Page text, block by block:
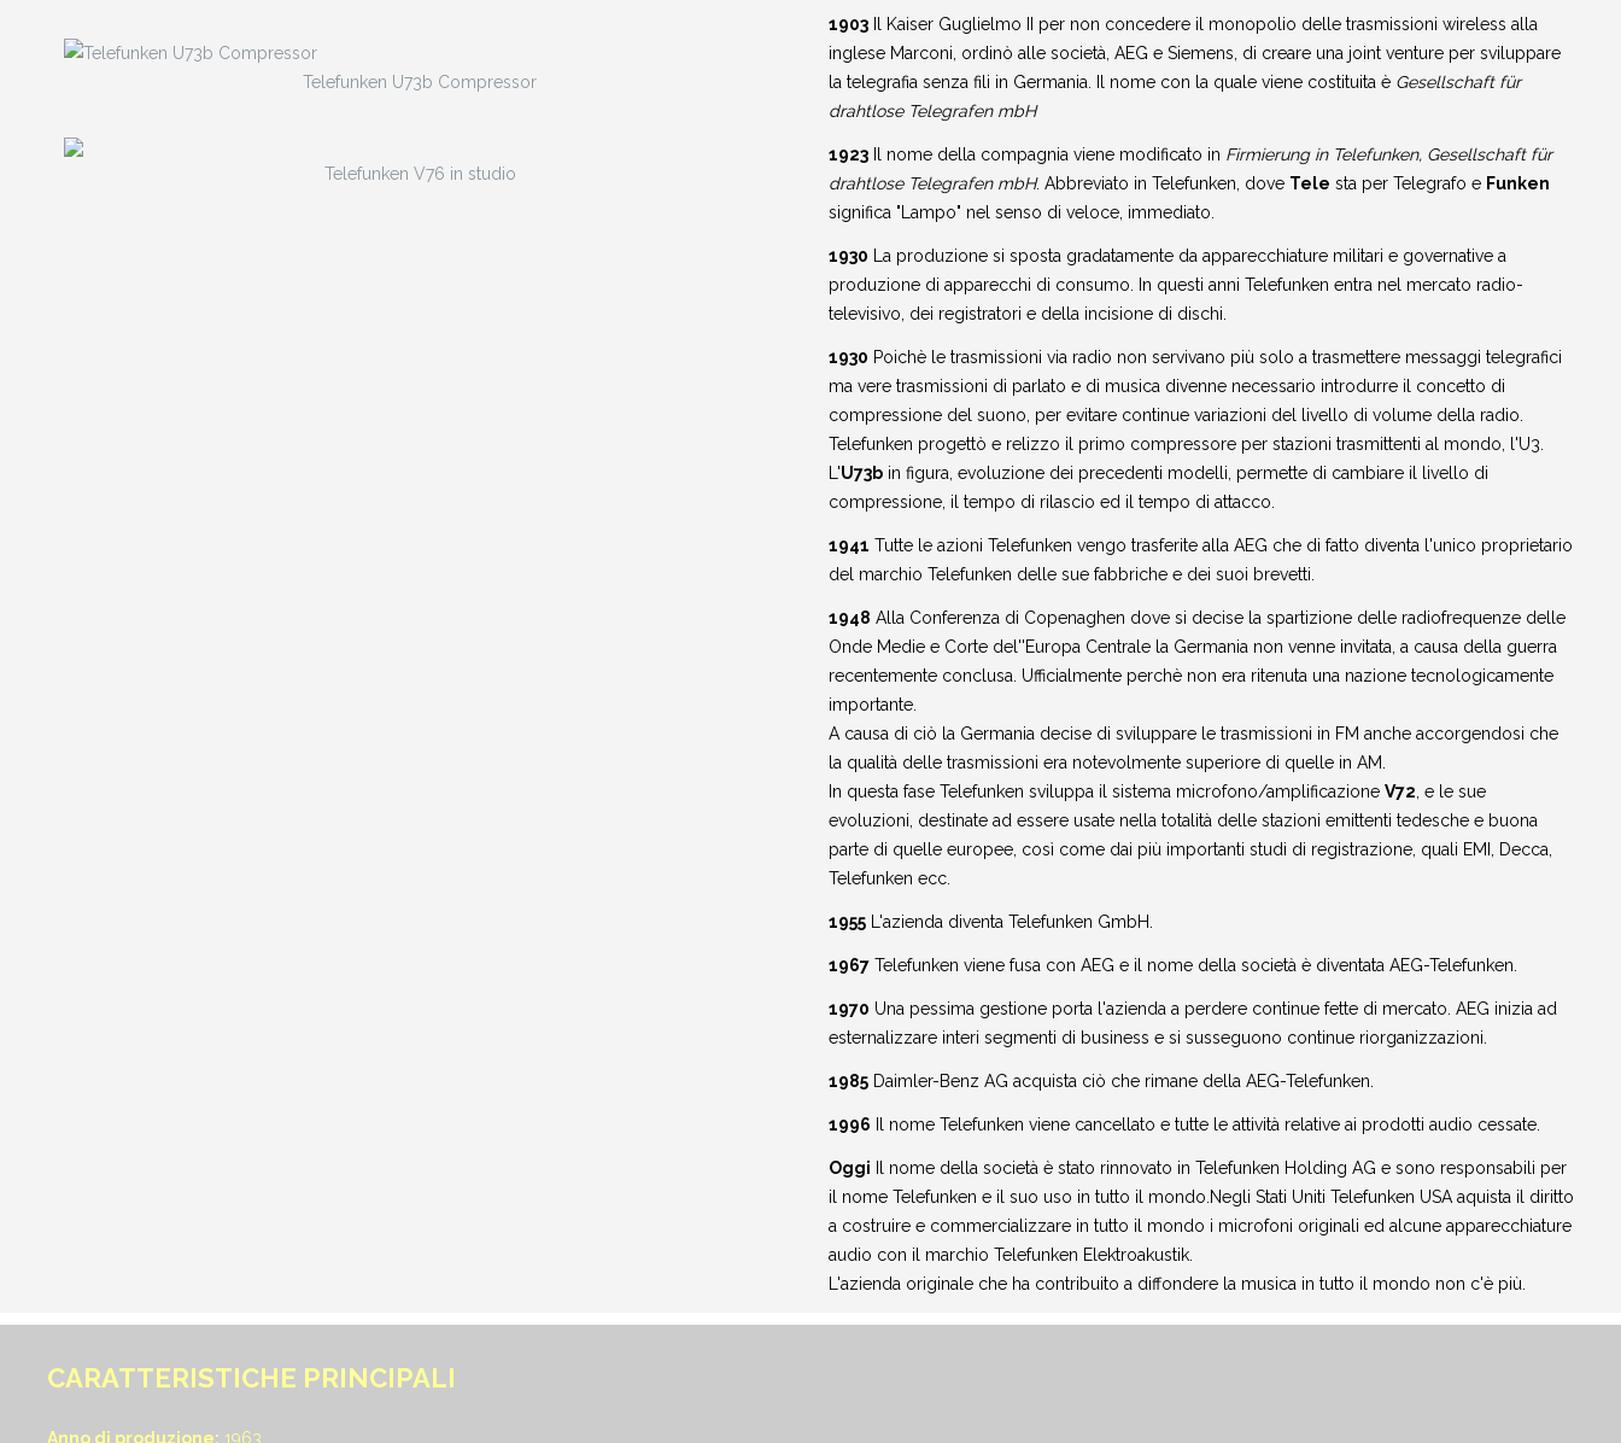
Telefunken U73b Compressor
Telefunken V76 in studio
1903 Il Kaiser Guglielmo II per non concedere il monopolio delle trasmissioni wireless alla
inglese Marconi, ordinò alle società, AEG e Siemens, di creare una joint venture per sviluppare
la telegrafia senza fili in Germania. Il nome con la quale viene costituita è Gesellschaft für
drahtlose Telegrafen mbH
1923 Il nome della compagnia viene modificato in Firmierung in Telefunken, Gesellschaft für
drahtlose Telegrafen mbH. Abbreviato in Telefunken, dove Tele sta per Telegrafo e Funken
significa "Lampo" nel senso di veloce, immediato.
1930 La produzione si sposta gradatamente da apparecchiature militari e governative a
produzione di apparecchi di consumo. In questi anni Telefunken entra nel mercato radio-
televisivo, dei registratori e della incisione di dischi.
1930 Poichè le trasmissioni via radio non servivano più solo a trasmettere messaggi telegrafici
ma vere trasmissioni di parlato e di musica divenne necessario introdurre il concetto di
compressione del suono, per evitare continue variazioni del livello di volume della radio.
Telefunken progettò e relizzo il primo compressore per stazioni trasmittenti al mondo, l'U3.
L'U73b in figura, evoluzione dei precedenti modelli, permette di cambiare il livello di
compressione, il tempo di rilascio ed il tempo di attacco.
1941 Tutte le azioni Telefunken vengo trasferite alla AEG che di fatto diventa l'unico proprietario
del marchio Telefunken delle sue fabbriche e dei suoi brevetti.
1948 Alla Conferenza di Copenaghen dove si decise la spartizione delle radiofrequenze delle
Onde Medie e Corte del''Europa Centrale la Germania non venne invitata, a causa della guerra
recentemente conclusa. Ufficialmente perchè non era ritenuta una nazione tecnologicamente
importante.
A causa di ciò la Germania decise di sviluppare le trasmissioni in FM anche accorgendosi che
la qualità delle trasmissioni era notevolmente superiore di quelle in AM.
In questa fase Telefunken sviluppa il sistema microfono/amplificazione V72 , e le sue
evoluzioni, destinate ad essere usate nella totalità delle stazioni emittenti tedesche e buona
parte di quelle europee, così come dai più importanti studi di registrazione, quali EMI, Decca,
Telefunken ecc.
1955 L'azienda diventa Telefunken GmbH.
1967 Telefunken viene fusa con AEG e il nome della società è diventata AEG-Telefunken.
1970 Una pessima gestione porta l'azienda a perdere continue fette di mercato. AEG inizia ad
esternalizzare interi segmenti di business e si susseguono continue riorganizzazioni.
1985 Daimler-Benz AG acquista ciò che rimane della AEG-Telefunken.
1996 Il nome Telefunken viene cancellato e tutte le attività relative ai prodotti audio cessate.
Oggi Il nome della società è stato rinnovato in Telefunken Holding AG e sono responsabili per
il nome Telefunken e il suo uso in tutto il mondo.Negli Stati Uniti Telefunken USA aquista il diritto
a costruire e commercializzare in tutto il mondo i microfoni originali ed alcune apparecchiature
audio con il marchio Telefunken Elektroakustik.
L'azienda originale che ha contribuito a diffondere la musica in tutto il mondo non c'è più.
CARATTERISTICHE PRINCIPALI
Anno di produzione: 1963